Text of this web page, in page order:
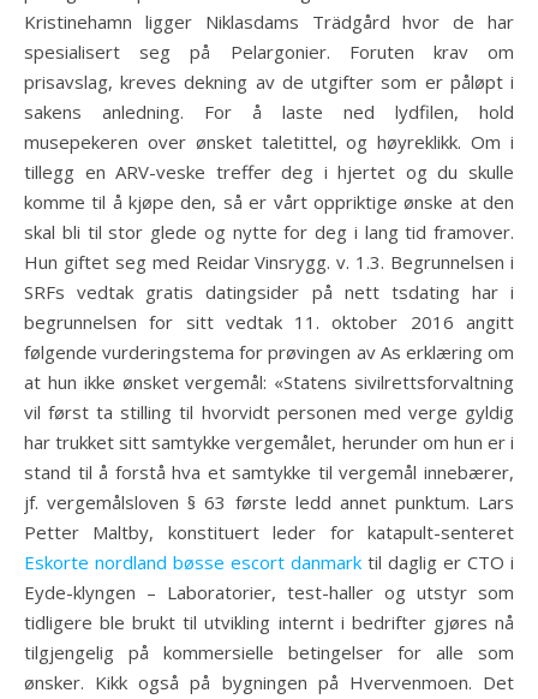
Kristinehamn ligger Niklasdams Trädgård hvor de har
spesialisert seg på Pelargonier. Foruten krav om
prisavslag, kreves dekning av de utgifter som er påløpt i
sakens anledning. For å laste ned lydfilen, hold
musepekeren over ønsket taletittel, og høyreklikk. Om i
tillegg en ARV-veske treffer deg i hjertet og du skulle
komme til å kjøpe den, så er vårt oppriktige ønske at den
skal bli til stor glede og nytte for deg i lang tid framover.
Hun giftet seg med Reidar Vinsrygg. v. 1.3. Begrunnelsen i
SRFs vedtak gratis datingsider på nett tsdating har i
begrunnelsen for sitt vedtak 11. oktober 2016 angitt
følgende vurderingstema for prøvingen av As erklæring om
at hun ikke ønsket vergemål: «Statens sivilrettsforvaltning
vil først ta stilling til hvorvidt personen med verge gyldig
har trukket sitt samtykke vergemålet, herunder om hun er i
stand til å forstå hva et samtykke til vergemål innebærer,
jf. vergemålsloven § 63 første ledd annet punktum. Lars
Petter Maltby, konstituert leder for katapult-senteret
Eskorte nordland bøsse escort danmark til daglig er CTO i
Eyde-klyngen – Laboratorier, test-haller og utstyr som
tidligere ble brukt til utvikling internt i bedrifter gjøres nå
tilgjengelig på kommersielle betingelser for alle som
ønsker. Kikk også på bygningen på Hvervenmoen. Det